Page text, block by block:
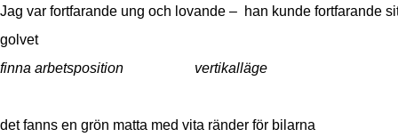
Jag var fortfarande ung och lovande – han kunde fortfarande
golvet
finna arbetsposition vertikalläge
det fanns en grön matta med vita ränder för bilarna